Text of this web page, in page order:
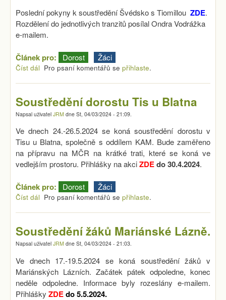
Poslední pokyny k soustředění Švédsko s Tiomillou ZDE.
Rozdělení do jednotlivých tranzitů posílal Ondra Vodrážka
e-mailem.
Článek pro: Dorost Žáci
Číst dál Pokyny 10milla
Pro psaní komentářů se přihlaste.
Soustředění dorostu Tis u Blatna
Napsal uživatel JRM dne St, 04/03/2024 - 21:09
Ve dnech 24.-26.5.2024 se koná soustředění dorostu v
Tisu u Blatna, společně s oddílem KAM. Bude zaměřeno
na přípravu na MČR na krátké trati, které se koná ve
vedlejším prostoru. Přihlášky na akciZDEdo 30.4.2024.
Článek pro: Dorost Žáci
Číst dál Soustředění dorostu Tis u Blatna
Pro psaní komentářů se přihlaste.
Soustředění žáků Mariánské Lázně.
Napsal uživatel JRM dne St, 04/03/2024 - 21:03
Ve dnech 17.-19.5.2024 se koná soustředění žáků v
Mariánských Lázních. Začátek pátek odpoledne, konec
neděle odpoledne. Informace byly rozeslány e-mailem.
Přihlášky ZDEdo 5.5.2024.